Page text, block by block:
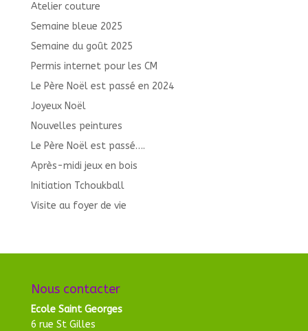
Atelier couture
Semaine bleue 2025
Semaine du goût 2025
Permis internet pour les CM
Le Père Noël est passé en 2024
Joyeux Noël
Nouvelles peintures
Le Père Noël est passé….
Après-midi jeux en bois
Initiation Tchoukball
Visite au foyer de vie
Nous contacter
Ecole Saint Georges
6 rue St Gilles